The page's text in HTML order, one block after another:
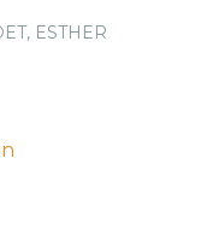
ESTHER